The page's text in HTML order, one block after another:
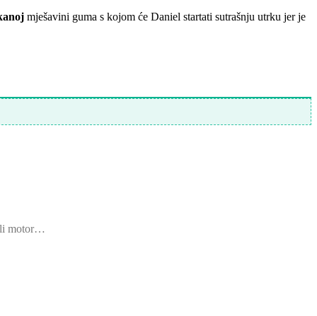
mješavini guma s kojom će Daniel startati sutrašnju utrku jer je
motor…